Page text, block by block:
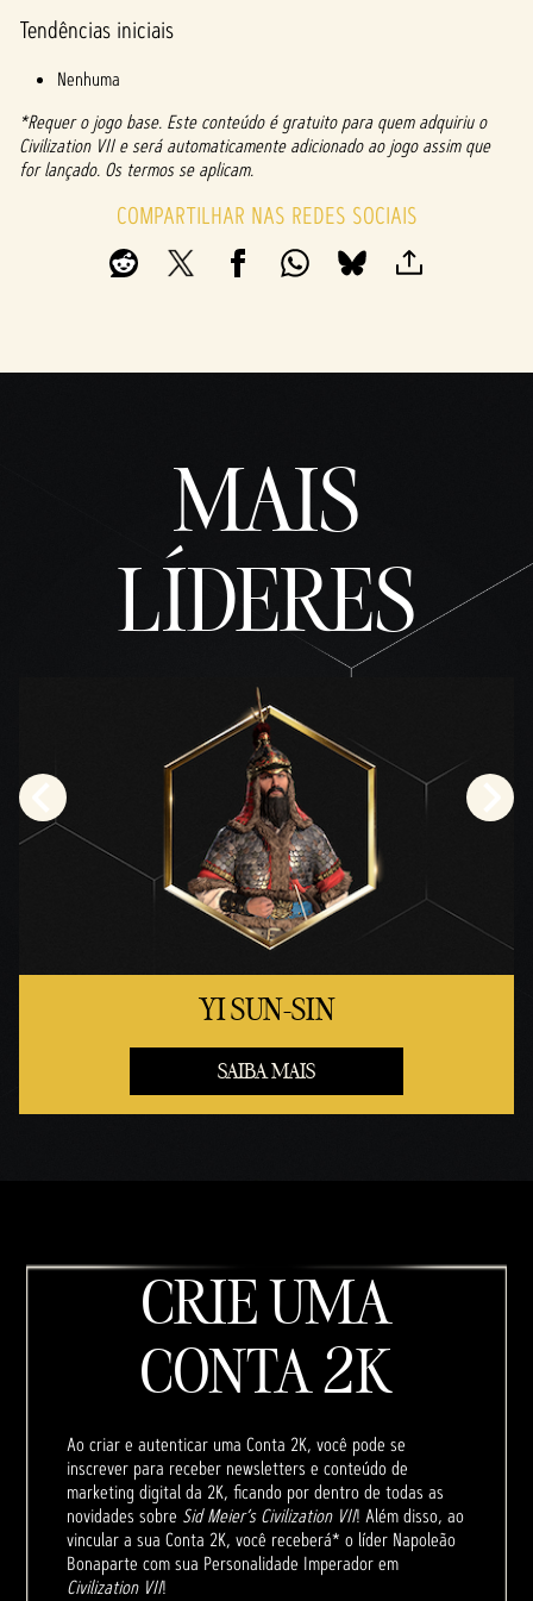
e do
YouTu
com
a
trans
Tendências iniciais
Nenhuma
*Requer o jogo base. Este conteúdo é gratuito para quem adquiriu o
Civilization VII e será automaticamente adicionado ao jogo assim que
for lançado. Os termos se aplicam.
COMPARTILHAR NAS REDES SOCIAIS
MAIS
LÍDERES
YI SUN-SIN
SAIBA MAIS
CRIE UMA
CONTA 2K
Ao criar e autenticar uma Conta 2K, você pode se
inscrever para receber newsletters e conteúdo de
marketing digital da 2K, ficando por dentro de todas as
novidades sobre Sid Meier’s Civilization VII! Além disso, ao
vincular a sua Conta 2K, você receberá* o líder Napoleão
Bonaparte com sua Personalidade Imperador em
Civilization VII!